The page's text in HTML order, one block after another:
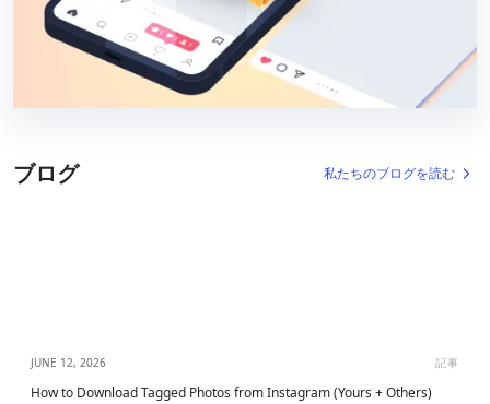
ブログ 私たちのブログを読む
JUNE 12, 2026 記事
How to Download Tagged Photos from Instagram (Yours + Others)